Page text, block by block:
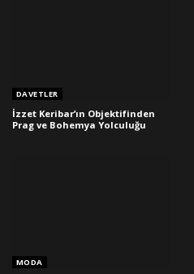
DAVETLER
İzzet Keribar’ın Objektifinden
Prag ve Bohemya Yolculuğu
MODA